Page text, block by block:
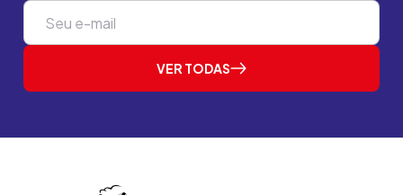
VER TODAS